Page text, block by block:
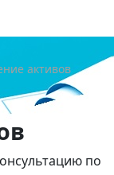
активов
по